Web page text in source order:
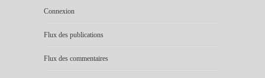
Connexion
Flux des publications
Flux des commentaires